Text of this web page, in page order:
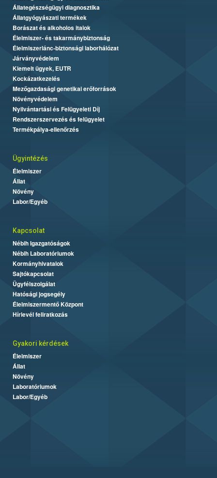
Állategészségügyi diagnosztika
Állatgyógyászati termékek
Borászat és alkoholos italok
Élelmiszer- és takarmánybiztonság
Élelmiszerlánc-biztonsági laborhálózat
Járványvédelem
Kiemelt ügyek, EUTR
Kockázatkezelés
Mezőgazdasági genetikai erőforrások
Növényvédelem
Nyilvántartási és Felügyeleti Díj
Rendszerszervezés és felügyelet
Termékpálya-ellenőrzés
Ügyintézés
Élelmiszer
Állat
Növény
Labor/Egyéb
Kapcsolat
Nébih Igazgatóságok
Nébih Laboratóriumok
Kormányhivatalok
Sajtókapcsolat
Ügyfélszolgálat
Hatósági jogsegély
Élelmiszermentő Központ
Hírlevél feliratkozás
Gyakori kérdések
Élelmiszer
Állat
Növény
Laboratóriumok
Labor/Egyéb